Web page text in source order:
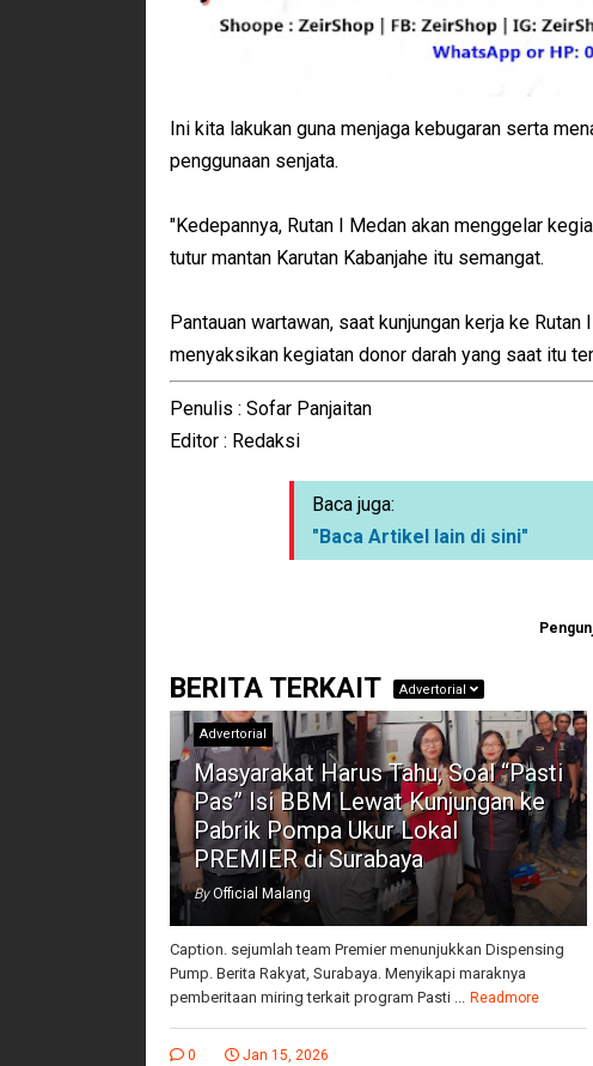
Ini kita lakukan guna menjaga kebugaran serta
penggunaan senjata.
"Kedepannya, Rutan I Medan akan menggelar
tutur mantan Karutan Kabanjahe itu semangat.
Pantauan wartawan, saat kunjungan kerja ke
menyaksikan kegiatan donor darah yang saat itu
Penulis : Sofar Panjaitan
Editor : Redaksi
Baca juga:
"Baca Artikel lain di sini"
BERITA TERKAIT Advertorial
Advertorial
Masyarakat Harus Tahu, Soal “Pasti
Pas” Isi BBM Lewat Kunjungan ke
Pabrik Pompa Ukur Lokal
PREMIER di Surabaya
By Official Malang
Caption. sejumlah team Premier menunjukkan Dispensing
Pump. Berita Rakyat, Surabaya. Menyikapi maraknya
pemberitaan miring terkait program Pasti ...
Readmore
0 Jan 15, 2026